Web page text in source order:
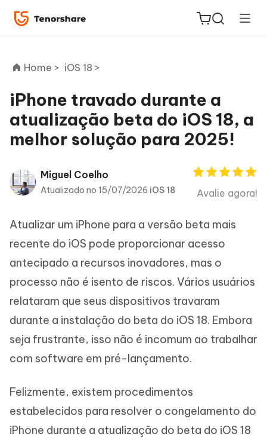
ReiBoot
for iOS
PDNob
PDF
iAnyGo
Home > iOS 18 >
iPhone travado durante a
atualização beta do iOS 18, a
melhor solução para 2025!
Miguel Coelho
Atualizado no 15/07/2026 iOS 18 Avalie agora!
Atualizar um iPhone para a versão beta mais
recente do iOS pode proporcionar acesso
antecipado a recursos inovadores, mas o
processo não é isento de riscos. Vários usuários
relataram que seus dispositivos travaram
durante a instalação do beta do iOS 18. Embora
seja frustrante, isso não é incomum ao trabalhar
com software em pré-lançamento.
Felizmente, existem procedimentos
estabelecidos para resolver o congelamento do
iPhone durante a atualização do beta do iOS 18